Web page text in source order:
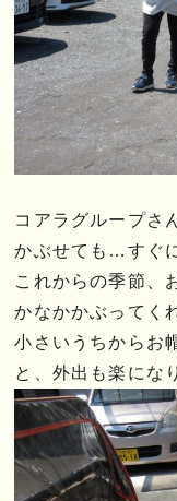
コアラグループさ
かぶせても…すぐ
これからの季節、
かなかかぶってく
小さいうちからお
と、外出も楽にな